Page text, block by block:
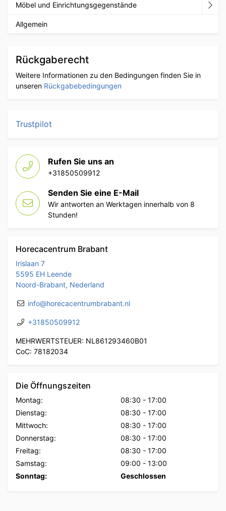
Möbel und Einrichtungsgegenstände
Allgemein
Rückgaberecht
Weitere Informationen zu den Bedingungen finden Sie in
unseren Rückgabebedingungen
Trustpilot
Rufen Sie uns an
+31850509912
Senden Sie eine E-Mail
Wir antworten an Werktagen innerhalb von 8
Stunden!
Horecacentrum Brabant
Irislaan 7
5595 EH Leende
Noord-Brabant, Nederland
info@horecacentrumbrabant.nl
+31850509912
MEHRWERTSTEUER: NL861293460B01
CoC: 78182034
Die Öffnungszeiten
Montag: 08:30 - 17:00
Dienstag:
08:30 - 17:00
Mittwoch:
08:30 - 17:00
Donnerstag:
08:30 - 17:00
Freitag:
08:30 - 17:00
Samstag:
09:00 - 13:00
Sonntag:
Geschlossen